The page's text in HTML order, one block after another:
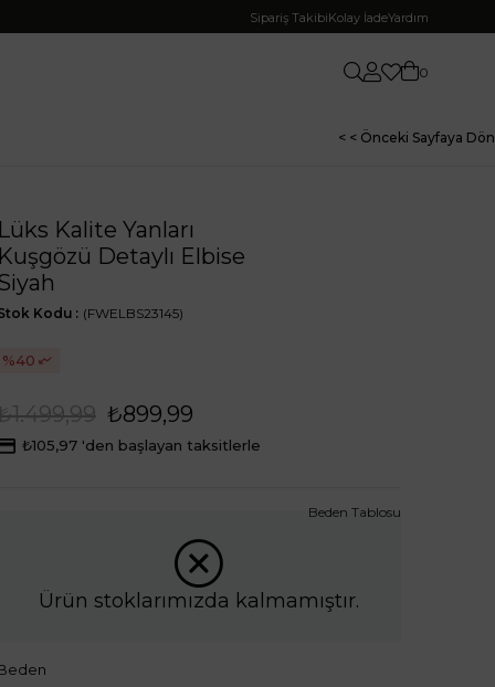
Sipariş TakibiKolay İadeYardım
0
< < Önceki Sayfaya Dön
Lüks Kalite Yanları
Kuşgözü Detaylı Elbise
(FWELBS23145)
Kodu
40
₺899,99
₺105,97 'den başlayan taksitlerle
Ürün stoklarımızda kalmamıştır.
Beden Tablosu